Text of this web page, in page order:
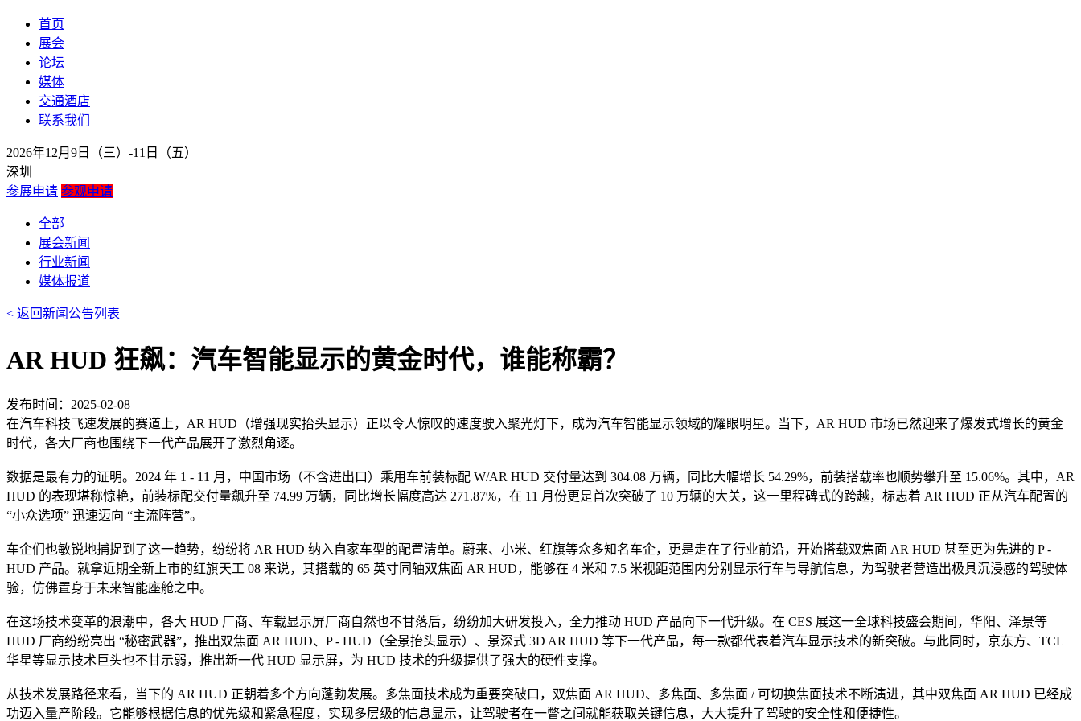
首页
展会
论坛
媒体
交通酒店
联系我们
2026年12月9日（三）-11日（五）
深圳
参展申请 参观申请
全部
展会新闻
行业新闻
媒体报道
< 返回新闻公告列表
AR HUD 狂飙：汽车智能显示的黄金时代，谁能称霸？
发布时间：2025-02-08
在汽车科技飞速发展的赛道上，AR HUD（增强现实抬头显示）正以令人惊叹的速度驶入聚光灯下，成为汽车智能显示领域的耀眼明星。当下，AR HUD 市场已然迎来了爆发式增长的黄金
时代，各大厂商也围绕下一代产品展开了激烈角逐。
数据是最有力的证明。2024 年 1 - 11 月，中国市场（不含进出口）乘用车前装标配 W/AR HUD 交付量达到 304.08 万辆，同比大幅增长 54.29%，前装搭载率也顺势攀升至 15.06%。其中，AR
HUD 的表现堪称惊艳，前装标配交付量飙升至 74.99 万辆，同比增长幅度高达 271.87%，在 11 月份更是首次突破了 10 万辆的大关，这一里程碑式的跨越，标志着 AR HUD 正从汽车配置的
“小众选项” 迅速迈向 “主流阵营”。
车企们也敏锐地捕捉到了这一趋势，纷纷将 AR HUD 纳入自家车型的配置清单。蔚来、小米、红旗等众多知名车企，更是走在了行业前沿，开始搭载双焦面 AR HUD 甚至更为先进的 P -
HUD 产品。就拿近期全新上市的红旗天工 08 来说，其搭载的 65 英寸同轴双焦面 AR HUD，能够在 4 米和 7.5 米视距范围内分别显示行车与导航信息，为驾驶者营造出极具沉浸感的驾驶体
验，仿佛置身于未来智能座舱之中。
在这场技术变革的浪潮中，各大 HUD 厂商、车载显示屏厂商自然也不甘落后，纷纷加大研发投入，全力推动 HUD 产品向下一代升级。在 CES 展这一全球科技盛会期间，华阳、泽景等
HUD 厂商纷纷亮出 “秘密武器”，推出双焦面 AR HUD、P - HUD（全景抬头显示）、景深式 3D AR HUD 等下一代产品，每一款都代表着汽车显示技术的新突破。与此同时，京东方、TCL
华星等显示技术巨头也不甘示弱，推出新一代 HUD 显示屏，为 HUD 技术的升级提供了强大的硬件支撑。
从技术发展路径来看，当下的 AR HUD 正朝着多个方向蓬勃发展。多焦面技术成为重要突破口，双焦面 AR HUD、多焦面、多焦面 / 可切换焦面技术不断演进，其中双焦面 AR HUD 已经成
功迈入量产阶段。它能够根据信息的优先级和紧急程度，实现多层级的信息显示，让驾驶者在一瞥之间就能获取关键信息，大大提升了驾驶的安全性和便捷性。